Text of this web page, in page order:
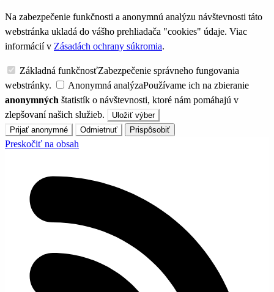
Na zabezpečenie funkčnosti a anonymnú analýzu návštevnosti táto
webstránka ukladá do vášho prehliadača "cookies" údaje. Viac
informácií v Zásadách ochrany súkromia.
Základná funkčnosťZabezpečenie správneho fungovania
webstránky.
Anonymná analýzaPoužívame ich na zbieranie
anonymných štatistík o návštevnosti, ktoré nám pomáhajú v
zlepšovaní našich služieb.
Uložiť výber
Prijať anonymné
Odmietnuť Prispôsobiť
Preskočiť na obsah